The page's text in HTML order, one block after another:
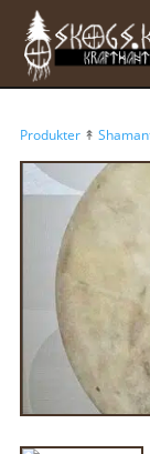
Produkter↟